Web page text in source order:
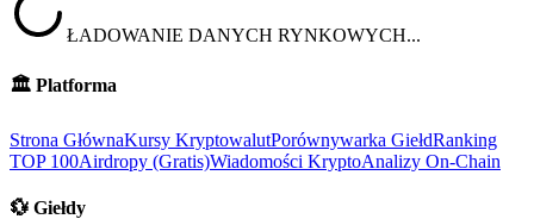
ŁADOWANIE DANYCH RYNKOWYCH...
🏛️ Platforma
Strona GłównaKursy KryptowalutPorównywarka GiełdRanking
TOP 100Airdropy (Gratis)Wiadomości KryptoAnalizy On-Chain
💱 Giełdy